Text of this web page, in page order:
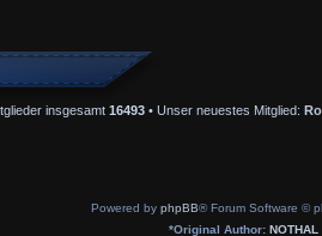
insgesamt 16493 • Unser neuestes Mitglied:
Powered by phpBB® Forum Software ©
*Original Author: NOTHAL